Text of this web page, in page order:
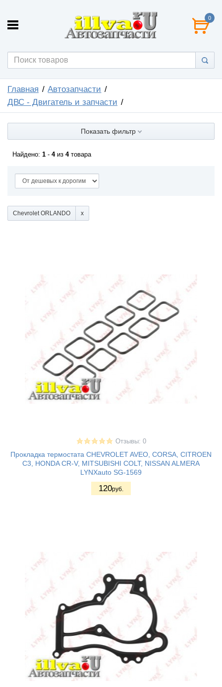
0
Главная
Автозапчасти
ДВС - Двигатель и запчасти
Показать фильтр
Найдено: 1 - 4из 4товара
Chevrolet ORLANDO
Отзывы: 0
Прокладка термостата CHEVROLET AVEO, CORSA, CITROEN
C3, HONDA CR-V, MITSUBISHI COLT, NISSAN ALMERA
LYNXauto SG-1569
120руб.